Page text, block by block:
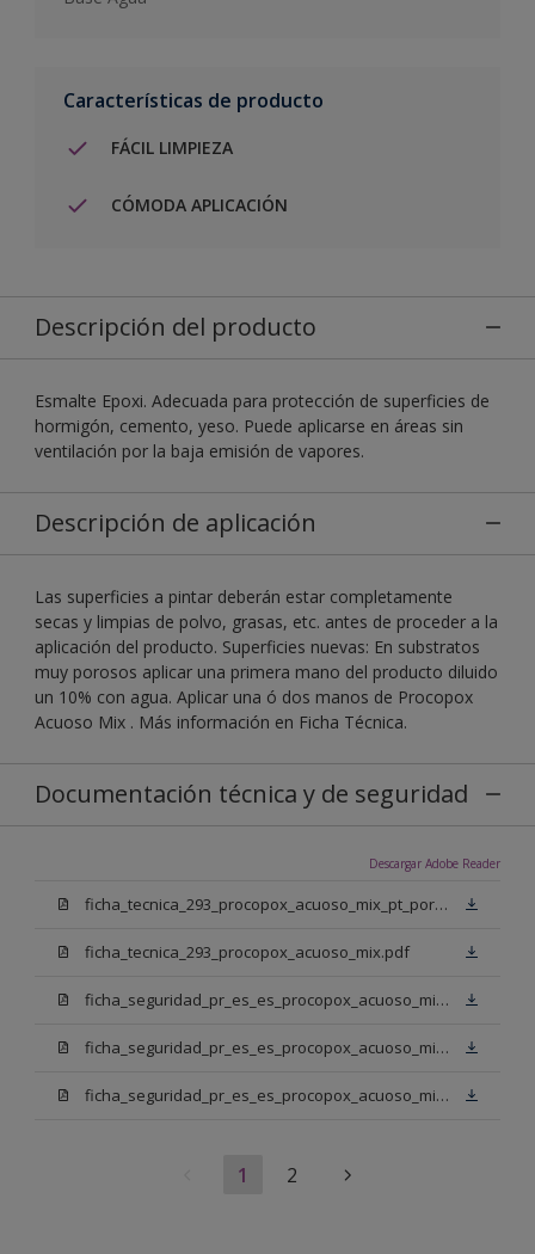
Características de producto
FÁCIL LIMPIEZA
CÓMODA APLICACIÓN
Descripción del producto
Esmalte Epoxi. Adecuada para protección de superficies de
hormigón, cemento, yeso. Puede aplicarse en áreas sin
ventilación por la baja emisión de vapores.
Descripción de aplicación
Las superficies a pintar deberán estar completamente
secas y limpias de polvo, grasas, etc. antes de proceder a la
aplicación del producto. Superficies nuevas: En substratos
muy porosos aplicar una primera mano del producto diluido
un 10% con agua. Aplicar una ó dos manos de Procopox
Acuoso Mix . Más información en Ficha Técnica.
Documentación técnica y de seguridad
Descargar Adobe Reader
ficha_tecnica_293_procopox_acuoso_mix_pt_portugal.pdf
ficha_tecnica_293_procopox_acuoso_mix.pdf
ficha_seguridad_pr_es_es_procopox_acuoso_mix_bb.pdf
ficha_seguridad_pr_es_es_procopox_acuoso_mix_bm.pdf
ficha_seguridad_pr_es_es_procopox_acuoso_mix_bn.pdf
1 2